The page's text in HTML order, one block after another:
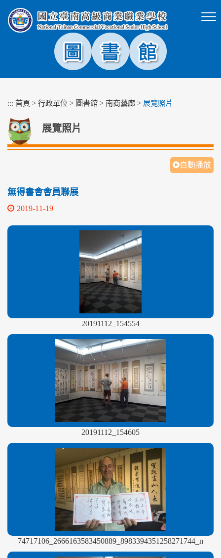
塊
::: 首頁 > 行政單位 > 圖書館 > 南商藝廊 > 展覽照片
展覽照片
自動播放
無得書會會員聯展
2019-11-19
20191112_154554
20191112_154605
74717106_2666163583450889_8983394351258271744_n